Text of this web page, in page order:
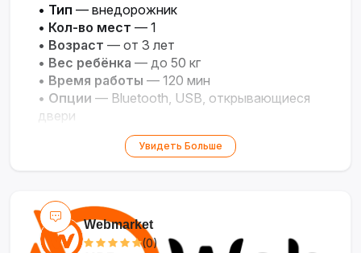
• Тип — внедорожник
• Кол-во мест — 1
• Возраст — от 3 лет
• Вес ребёнка — до 50 кг
• Время работы — 120 мин
• Опции — Bluetooth, USB, открывающиеся
двери
— белый
Увидеть Больше
Webmarket
(0)